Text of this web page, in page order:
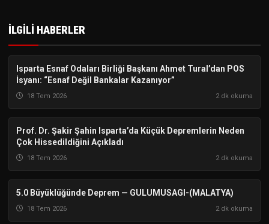
İLGILI HABERLER
ISPARTA
Isparta Esnaf Odaları Birliği Başkanı Ahmet Tural’dan POS
İsyanı: “Esnaf Değil Bankalar Kazanıyor”
18 Tem 2026 2 dk okuma
ISPARTA
Prof. Dr. Şakir Şahin Isparta’da Küçük Depremlerin Neden
Çok Hissedildiğini Açıkladı
18 Tem 2026 2 dk okuma
ISPARTA
5.0 Büyüklüğünde Deprem — GULUMUSAGI-(MALATYA)
18 Tem 2026 2 dk okuma